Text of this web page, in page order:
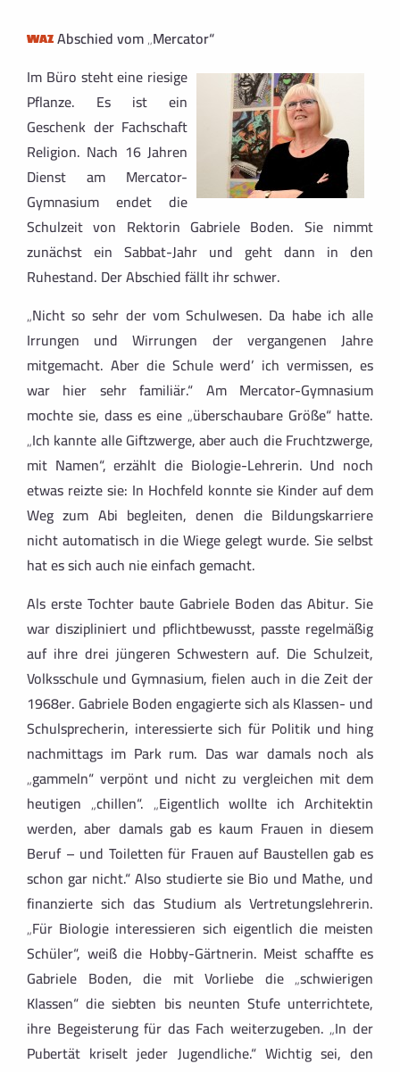
Abschied vom „Mercator“
Im Büro steht eine riesige
Pflanze. Es ist ein
Geschenk der Fachschaft
Religion. Nach 16 Jahren
Dienst am Mercator-
Gymnasium endet die
Schulzeit von Rektorin Gabriele Boden. Sie nimmt
zunächst ein Sabbat-Jahr und geht dann in den
Ruhestand. Der Abschied fällt ihr schwer.
„Nicht so sehr der vom Schulwesen. Da habe ich alle
Irrungen und Wirrungen der vergangenen Jahre
mitgemacht. Aber die Schule werd’ ich vermissen, es
war hier sehr familiär.“ Am Mercator-Gymnasium
mochte sie, dass es eine „überschaubare Größe“ hatte.
„Ich kannte alle Giftzwerge, aber auch die Fruchtzwerge,
mit Namen“, erzählt die Biologie-Lehrerin. Und noch
etwas reizte sie: In Hochfeld konnte sie Kinder auf dem
Weg zum Abi begleiten, denen die Bildungskarriere
nicht automatisch in die Wiege gelegt wurde. Sie selbst
hat es sich auch nie einfach gemacht.
Als erste Tochter baute Gabriele Boden das Abitur. Sie
war diszipliniert und pflichtbewusst, passte regelmäßig
auf ihre drei jüngeren Schwestern auf. Die Schulzeit,
Volksschule und Gymnasium, fielen auch in die Zeit der
1968er. Gabriele Boden engagierte sich als Klassen- und
Schulsprecherin, interessierte sich für Politik und hing
nachmittags im Park rum. Das war damals noch als
„gammeln“ verpönt und nicht zu vergleichen mit dem
heutigen „chillen“. „Eigentlich wollte ich Architektin
werden, aber damals gab es kaum Frauen in diesem
Beruf – und Toiletten für Frauen auf Baustellen gab es
schon gar nicht.“ Also studierte sie Bio und Mathe, und
finanzierte sich das Studium als Vertretungslehrerin.
„Für Biologie interessieren sich eigentlich die meisten
Schüler“, weiß die Hobby-Gärtnerin. Meist schaffte es
Gabriele Boden, die mit Vorliebe die „schwierigen
Klassen“ die siebten bis neunten Stufe unterrichtete,
ihre Begeisterung für das Fach weiterzugeben. „In der
Pubertät kriselt jeder Jugendliche.“ Wichtig sei, den